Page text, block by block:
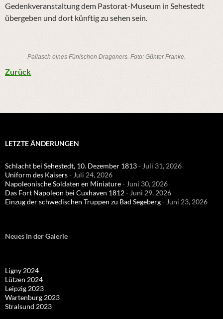
Gedenkveranstaltung dem Pastorat-Museum in Sehestedt
übergeben und dort künftig zu sehen sein.
Pallasch eines Fünischen Dragoners. Foto: Günter Franke.
Zurück
LETZTE ÄNDERUNGEN
Schlacht bei Sehestedt, 10. Dezember 1813- Juli 31, 2026
Uniform des Kaisers- Juli 24, 2026
Napoleonische Soldaten en Miniature- Juni 30, 2026
Das Fort Napoleon bei Cuxhaven 1812- Juni 29, 2026
Einzug der schwedischen Truppen zu Bad Segeberg- Juni 23, 2026
Neues in der Galerie
Ligny 2024
Lützen 2024
Leipzig 2023
Wartenburg 2023
Stralsund 2023